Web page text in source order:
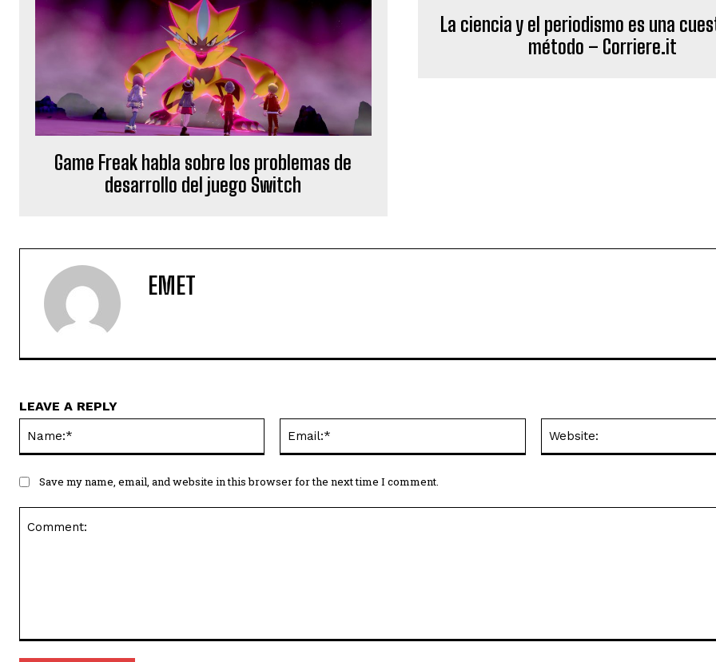
Game Freak habla sobre los problemas de
desarrollo del juego Switch
La ciencia y el periodismo es una
método – Corriere.it
EMET
LEAVE A REPLY
Save my name, email, and website in this browser for the next time I comment.